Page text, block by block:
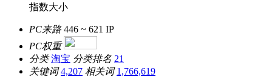
指数大小
PC来路 446 ~ 621 IP
PC权重
分类 淘宝 分类排名 21
关键词 4,207 相关词 1,766,619